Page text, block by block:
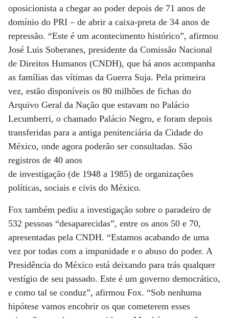
oposicionista a chegar ao poder depois de 71 anos de
domínio do PRI – de abrir a caixa-preta de 34 anos de
repressão. “Este é um acontecimento histórico”, afirmou
José Luis Soberanes, presidente da Comissão Nacional
de Direitos Humanos (CNDH), que há anos acompanha
as famílias das vítimas da Guerra Suja. Pela primeira
vez, estão disponíveis os 80 milhões de fichas do
Arquivo Geral da Nação que estavam no Palácio
Lecumberri, o chamado Palácio Negro, e foram depois
transferidas para a antiga penitenciária da Cidade do
México, onde agora poderão ser consultadas. São
registros de 40 anos
de investigação (de 1948 a 1985) de organizações
políticas, sociais e civis do México.
Fox também pediu a investigação sobre o paradeiro de
532 pessoas “desaparecidas”, entre os anos 50 e 70,
apresentadas pela CNDH. “Estamos acabando de uma
vez por todas com a impunidade e o abuso do poder. A
Presidência do México está deixando para trás qualquer
vestígio de seu passado. Este é um governo democrático,
e como tal se conduz”, afirmou Fox. “Sob nenhuma
hipótese vamos encobrir os que cometerem esses